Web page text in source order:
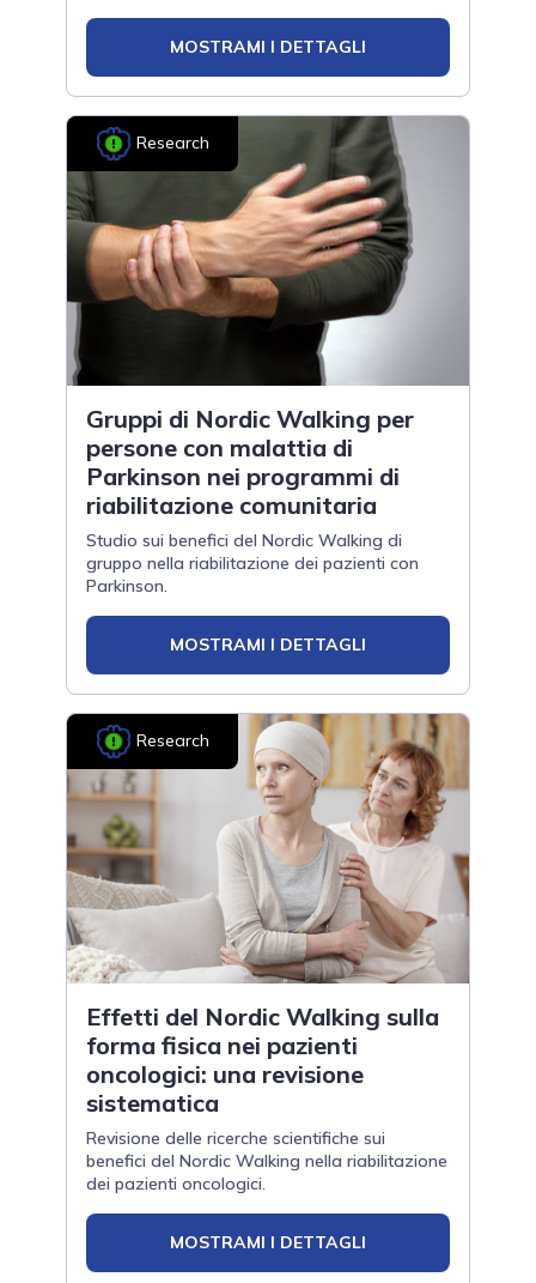
MOSTRAMI I DETTAGLI
Research
Gruppi di Nordic Walking per
persone con malattia di
Parkinson nei programmi di
riabilitazione comunitaria
Studio sui benefici del Nordic Walking di
gruppo nella riabilitazione dei pazienti con
Parkinson.
MOSTRAMI I DETTAGLI
Research
Effetti del Nordic Walking sulla
forma fisica nei pazienti
oncologici: una revisione
sistematica
Revisione delle ricerche scientifiche sui
benefici del Nordic Walking nella riabilitazione
dei pazienti oncologici.
MOSTRAMI I DETTAGLI